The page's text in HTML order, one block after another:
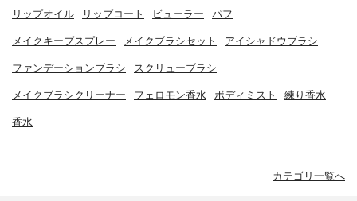
リップオイル リップコート ビューラー パフ
メイクキープスプレー メイクブラシセット アイシャドウブラシ
ファンデーションブラシ スクリューブラシ
メイクブラシクリーナー フェロモン香水 ボディミスト 練り香水
香水
カテゴリ一覧へ